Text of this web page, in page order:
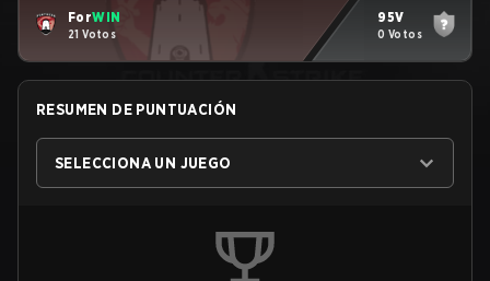
ForWIN
21 Votos
95V
0 Votos
RESUMEN DE PUNTUACIÓN
SELECCIONA UN JUEGO